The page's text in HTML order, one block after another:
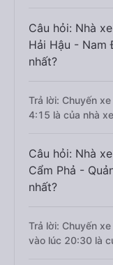
Câu hỏi: Nhà
Hải Hậu - Nam
nhất?
Trả lời: Chuyến
4:15 là của nhà
Câu hỏi: Nhà
Cẩm Phả -
nhất?
Trả lời: Chuyến
vào lúc 20:30 là